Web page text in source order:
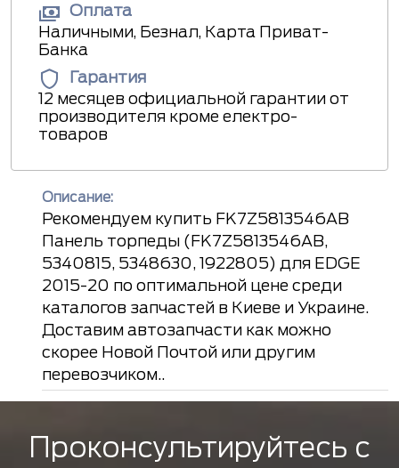
Оплата
Наличными, Безнал, Карта Приват-
Банка
Гарантия
12 месяцев официальной гарантии от
производителя кроме електро-
товаров
Описание:
Рекомендуем купить FK7Z5813546AB
Панель торпеды (FK7Z5813546AB,
5340815, 5348630, 1922805) для EDGE
2015-20 по оптимальной цене среди
каталогов запчастей в Киеве и Украине.
Доставим автозапчасти как можно
скорее Новой Почтой или другим
перевозчиком..
Проконсультируйтесь с